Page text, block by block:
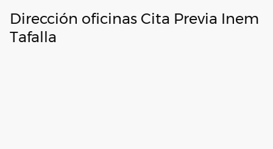
Dirección oficinas Cita Previa Inem
Tafalla